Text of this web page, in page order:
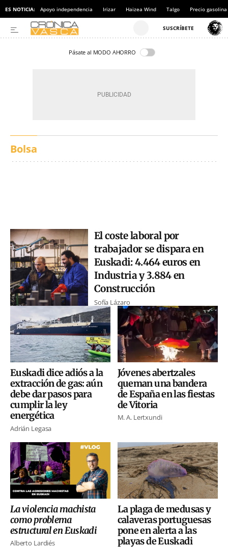
ES NOTICIA: Apoyo independencia Irizar Haizea Wind Talgo Precio gasolina
Pásate al MODO AHORRO
Bolsa
El coste laboral por
trabajador se dispara en
Euskadi: 4.464 euros en
Industria y 3.884 en
Construcción
Sofía Lázaro
Euskadi dice adiós a la
extracción de gas: aún
debe dar pasos para
cumplir la ley
energética
Adrián Legasa
Jóvenes abertzales
queman una bandera
de España en las fiestas
de Vitoria
M. A. Lertxundi
La violencia machista
como problema
estructural en Euskadi
Alberto Lardiés
La plaga de medusas y
calaveras portuguesas
pone en alerta a las
playas de Euskadi